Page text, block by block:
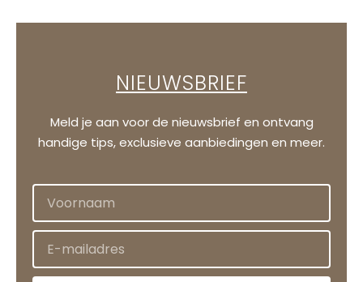
NIEUWSBRIEF
Meld je aan voor de nieuwsbrief en ontvang
handige tips, exclusieve aanbiedingen en meer.